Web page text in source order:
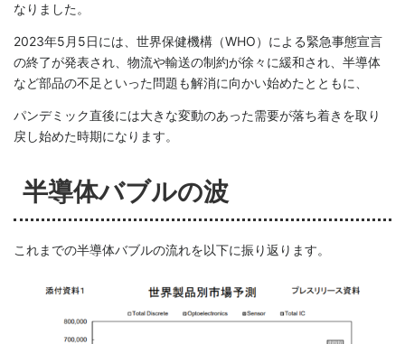
なりました。
2023年5月5日には、世界保健機構（WHO）による緊急事態宣言
の終了が発表され、物流や輸送の制約が徐々に緩和され、半導体
など部品の不足といった問題も解消に向かい始めたとともに、
パンデミック直後には大きな変動のあった需要が落ち着きを取り
戻し始めた時期になります。
半導体バブルの波
これまでの半導体バブルの流れを以下に振り返ります。